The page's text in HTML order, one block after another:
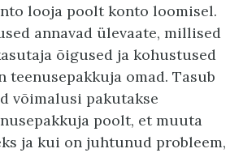
looja poolt konto loomisel.
annavad ülevaate, millised
õigused ja kohustused
teenusepakkuja omad. Tasub
võimalusi pakutakse
poolt, et muuta
ja kui on juhtunud probleem,